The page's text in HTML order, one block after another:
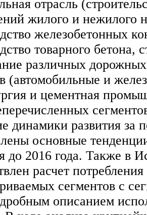
отрасль
жилого и нежилого
железобетонных
товарного бетона,
различных
(автомобильные и
и цементная
динамики развития за
основные
до 2016 года. Также в
расчет
сегментов с
описанием